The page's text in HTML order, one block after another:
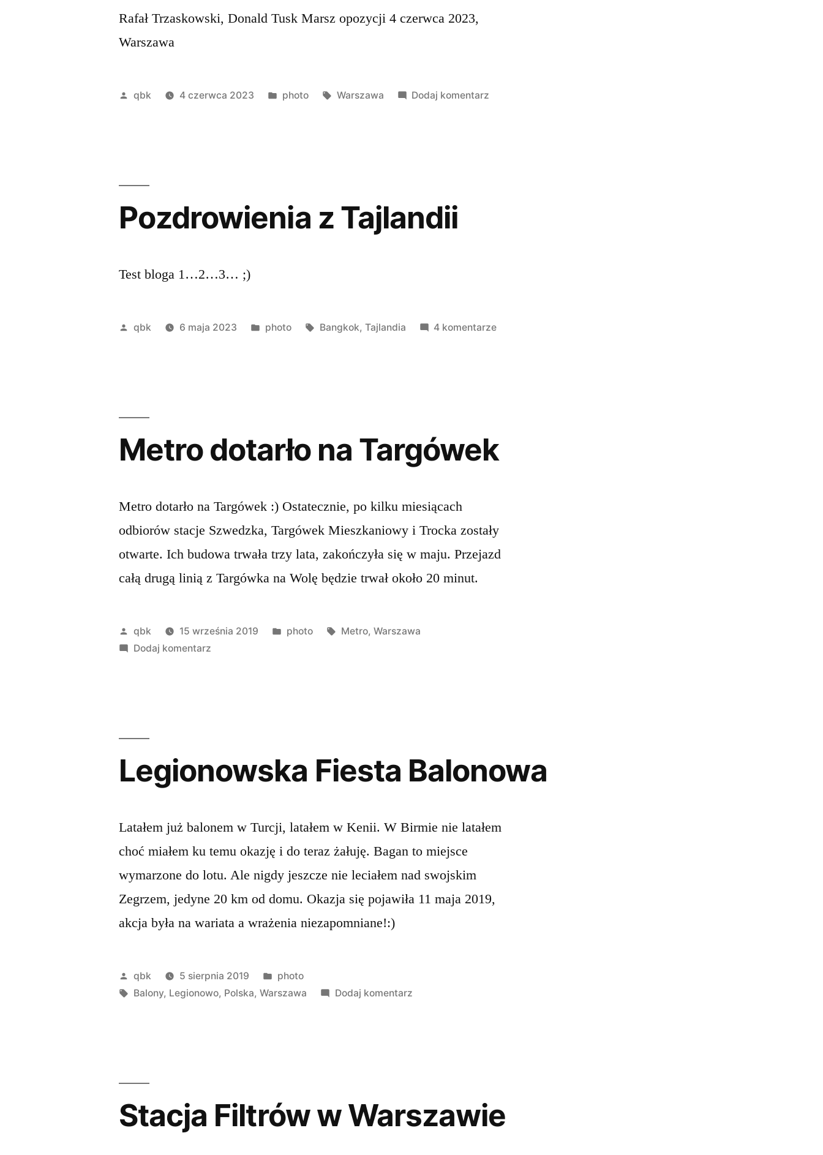
Rafał Trzaskowski, Donald Tusk Marsz opozycji 4 czerwca 2023,
Warszawa
Opublikowane
qbk 4 czerwca 2023
Opublikowano
photo Tagi:
Warszawa Dodaj komentarz
Pozdrowienia z Tajlandii
Test bloga 1…2…3… ;)
Opublikowane
qbk 6 maja 2023
Opublikowano
photo Tagi:
Bangkok, Tajlandia 4 komentarzedo
Metro dotarło na Targówek
Metro dotarło na Targówek :) Ostatecznie, po kilku miesiącach
odbiorów stacje Szwedzka, Targówek Mieszkaniowy i Trocka zostały
otwarte. Ich budowa trwała trzy lata, zakończyła się w maju. Przejazd
całą drugą linią z Targówka na Wolę będzie trwał około 20 minut.
Opublikowane
przez
qbk 15 września 2019
Opublikowano
photo Tagi:
Metro, Warszawa
Dodaj komentarz
Legionowska Fiesta Balonowa
Latałem już balonem w Turcji, latałem w Kenii. W Birmie nie latałem
choć miałem ku temu okazję i do teraz żałuję. Bagan to miejsce
wymarzone do lotu. Ale nigdy jeszcze nie leciałem nad swojskim
Zegrzem, jedyne 20 km od domu. Okazja się pojawiła 11 maja 2019,
akcja była na wariata a wrażenia niezapomniane!:)
Opublikowane
przez
qbk 5 sierpnia 2019
Opublikowano
w
photo
Tagi:
Balony, Legionowo, Polska,Warszawa Dodaj komentarz
Stacja Filtrów w Warszawie